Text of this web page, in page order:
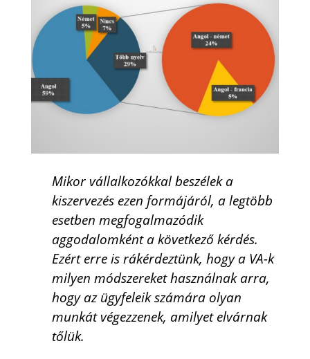
Mikor vállalkozókkal beszélek a
kiszervezés ezen formájáról, a legtöbb
esetben megfogalmazódik
aggodalomként a következő kérdés.
Ezért erre is rákérdeztünk, hogy a VA-k
milyen módszereket használnak arra,
hogy az ügyfeleik számára olyan
munkát végezzenek, amilyet elvárnak
tőlük.